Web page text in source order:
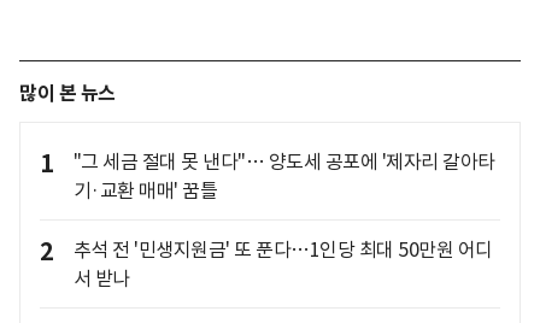
많이 본 뉴스
1
"그 세금 절대 못 낸다"… 양도세 공포에 '제자리 갈아타
기·교환 매매' 꿈틀
2
추석 전 '민생지원금' 또 푼다…1인당 최대 50만원 어디
서 받나